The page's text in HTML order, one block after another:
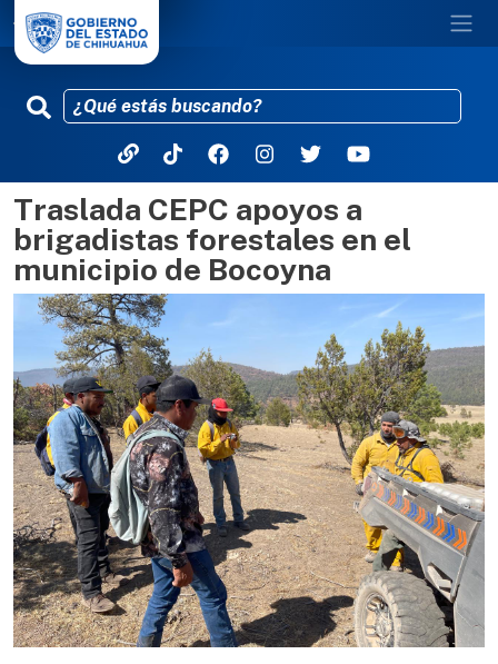
Pasar al contenido principal
Traslada CEPC apoyos a
brigadistas forestales en el
municipio de Bocoyna